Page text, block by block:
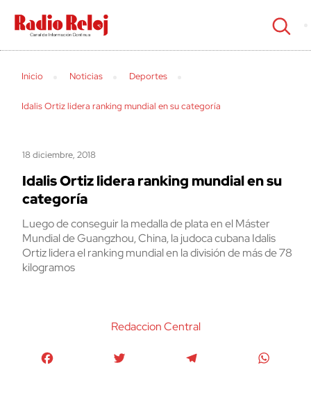
cerrar
Inicio Noticias Deportes
Idalis Ortiz lidera ranking mundial en su categoría
18 diciembre, 2018
Idalis Ortiz lidera ranking mundial en su
categoría
Luego de conseguir la medalla de plata en el Máster
Mundial de Guangzhou, China, la judoca cubana Idalis
Ortiz lidera el ranking mundial en la división de más de 78
kilogramos
Redaccion Central